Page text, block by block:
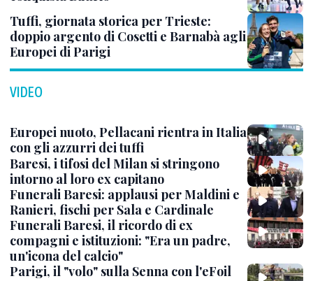
Tuffi, giornata storica per Trieste:
doppio argento di Cosetti e Barnabà agli
Europei di Parigi
VIDEO
Europei nuoto, Pellacani rientra in Italia
con gli azzurri dei tuffi
Baresi, i tifosi del Milan si stringono
intorno al loro ex capitano
Funerali Baresi: applausi per Maldini e
Ranieri, fischi per Sala e Cardinale
Funerali Baresi, il ricordo di ex
compagni e istituzioni: "Era un padre,
un'icona del calcio"
Parigi, il "volo" sulla Senna con l'eFoil